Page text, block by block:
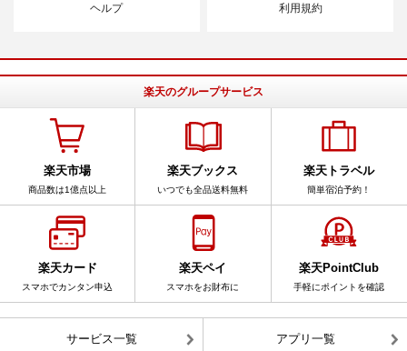
ヘルプ 利用規約
楽天のグループサービス
楽天市場
商品数は1億点以上
楽天ブックス
いつでも全品送料無料
楽天トラベル
簡単宿泊予約！
楽天カード
スマホでカンタン申込
楽天ペイ
スマホをお財布に
楽天PointClub
手軽にポイントを確認
サービス一覧 アプリ一覧